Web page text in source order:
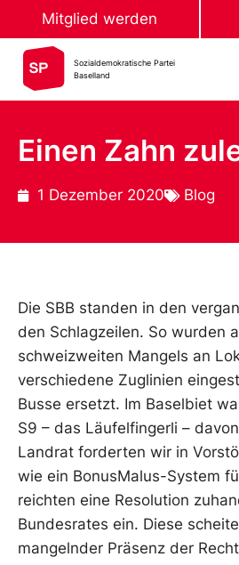
Mitglied werden
Sozialdemokratische Partei
Baselland
Einen Zahn
1 Dezember 2020 Blog
Die SBB standen in den
den Schlagzeilen. So wurden
schweizweiten Mangels an
verschiedene Zuglinien
Busse ersetzt. Im Baselbiet
S9 – das Läufelfingerli –
Landrat forderten wir in
wie ein BonusMalus-System
reichten eine Resolution
Bundesrates ein. Diese
mangelnder Präsenz der